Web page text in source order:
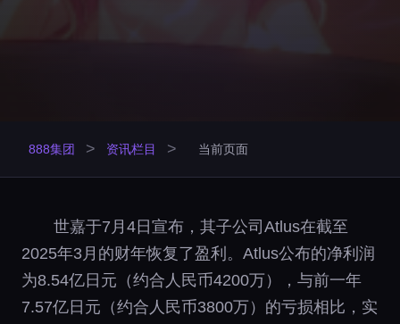
888集团 > 资讯栏目 > 当前页面
世嘉于7月4日宣布，其子公司Atlus在截至
2025年3月的财年恢复了盈利。Atlus公布的净利润
为8.54亿日元（约合人民币4200万），与前一年
7.57亿日元（约合人民币3800万）的亏损相比，实